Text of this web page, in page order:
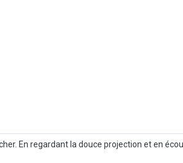
En regardant la douce projection et en